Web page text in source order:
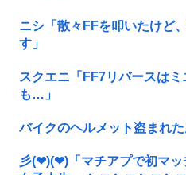
ニシ「散々FFを叩いたけど
す」
スクエニ「FF7リバースは
も…」
バイクのヘルメット盗まれ
彡(❤︎)(❤︎)「マチアプで初マ